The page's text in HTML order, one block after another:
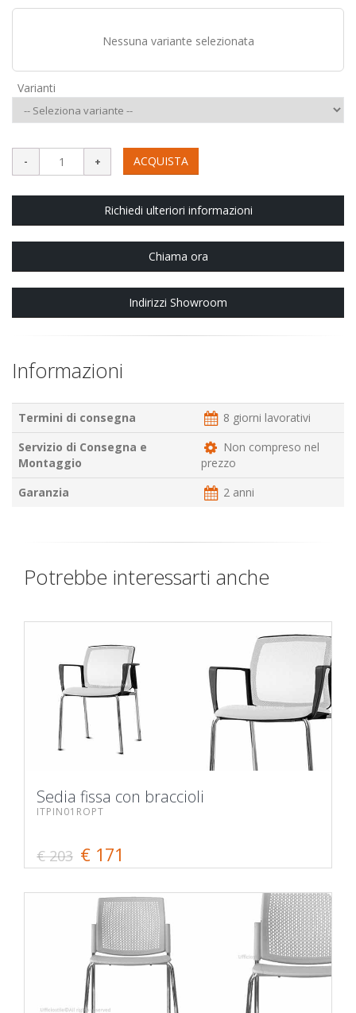
Nessuna variante selezionata
Varianti
ACQUISTA
Richiedi ulteriori informazioni
Chiama ora
Indirizzi Showroom
Informazioni
Termini di consegna
8 giorni lavorativi
Servizio di Consegna e
Montaggio
Non compreso nel
prezzo
Garanzia
2 anni
Potrebbe interessarti anche
Sedia fissa con braccioli
ITPIN01ROPT
€ 203 € 171